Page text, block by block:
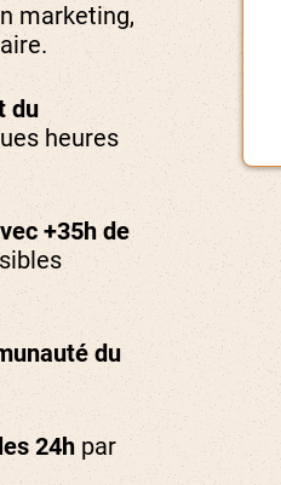
marketing,
du
heures
+35h de
du
24hpar